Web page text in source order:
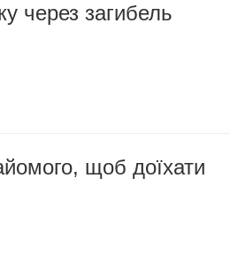
через загибель
щоб доїхати